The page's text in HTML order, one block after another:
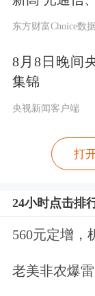
场反响，
7月8日，
韩国SK
证（ADR
有望创下
东方财富Choice数
8月8日晚间
集锦
央视新闻客户端
打
24小时点击排
560元定增，
老美非农爆